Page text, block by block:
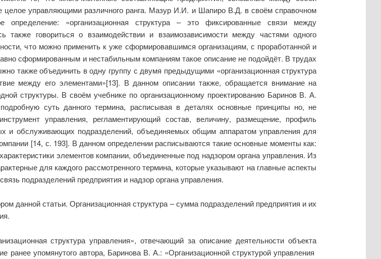
целое управляющими различного ранга. Мазур И.И. и Шапиро В.Д. в своём справочном
«организационная структура – это фиксированные связи между
также говориться о взаимодействии и взаимозависимости между частями одного
что можно применить к уже сформировавшимся организациям, с проработанной и
сформированным и нестабильным компаниям такое описание не подойдёт. В трудах
также объединить в одну группу с двумя предыдущими «организационная структура
между его элементами»[13]. В данном описании также, обращается внимание на
структуры. В своём учебнике по организационному проектированию Баринов В. А.
суть данного термина, расписывая в деталях основные принципы но, не
управления, регламентирующий состав, величину, размещение, профиль
и обслуживающих подразделений, объединяемых общим аппаратом управления для
[14, с. 193]. В данном определении расписываются такие основные моменты как:
элементов компании, объединенные под надзором органа управления. Из
для каждого рассмотренного термина, которые указывают на главные аспекты
подразделений предприятия и надзор органа управления.
данной статьи. Организационная структура – сумма подразделений предприятия и их
структура управления», отвечающий за описание деятельности объекта
упомянутого автора, Баринова В. А.: «Организационной структурой управления